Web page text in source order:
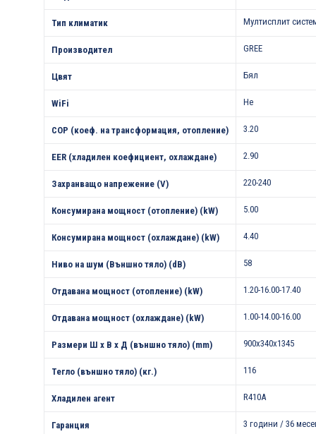
Тип климатик Мултисплит
Производител GREE
Цвят Бял
WiFi Не
COP (коеф. на трансформация, отопление) 3.20
EER (хладилен коефициент, охлаждане) 2.90
Захранващо напрежение (V) 220-240
Консумирана мощност (отопление) (kW) 5.00
Консумирана мощност (охлаждане) (kW) 4.40
Ниво на шум (Външно тяло) (dB) 58
Отдавана мощност (отопление) (kW) 1.20-16.00-17.40
Отдавана мощност (охлаждане) (kW) 1.00-14.00-16.00
Размери Ш х В х Д (външно тяло) (mm) 900x340x1345
Тегло (външно тяло) (кг.) 116
Хладилен агент R410A
Гаранция 3 години / 36